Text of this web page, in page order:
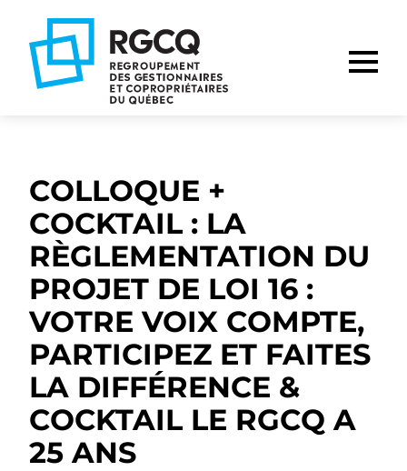
navigation
principale
contenu
COLLOQUE +
COCKTAIL : LA
RÈGLEMENTATION DU
PROJET DE LOI 16 :
VOTRE VOIX COMPTE,
PARTICIPEZ ET FAITES
LA DIFFÉRENCE &
COCKTAIL LE RGCQ A
25 ANS